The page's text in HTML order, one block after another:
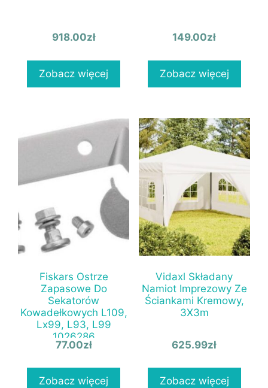
918.00zł
Zobacz więcej
149.00zł
Zobacz więcej
Fiskars Ostrze
Zapasowe Do
Sekatorów
Kowadełkowych L109,
Lx99, L93, L99
1026286
77.00zł
Zobacz więcej
Vidaxl Składany
Namiot Imprezowy Ze
Ściankami Kremowy,
3X3m
625.99zł
Zobacz więcej